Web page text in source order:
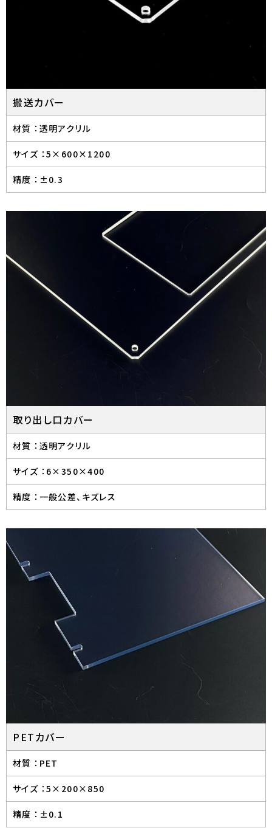
搬送カバー
材質 ： 透明アクリル
サイズ ： 5×600×1200
精度 ： ±0.3
取り出し口カバー
材質 ： 透明アクリル
サイズ ： 6×350×400
精度 ： 一般公差、キズレス
PETカバー
材質 ： PET
サイズ ： 5×200×850
精度 ： ±0.1